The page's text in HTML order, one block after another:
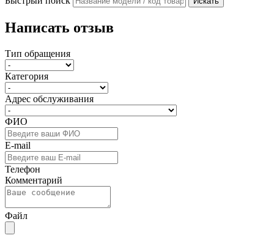
Написать отзыв
Тип обращения
Категория
Адрес обслуживания
ФИО
E-mail
Телефон
Комментарий
Файл